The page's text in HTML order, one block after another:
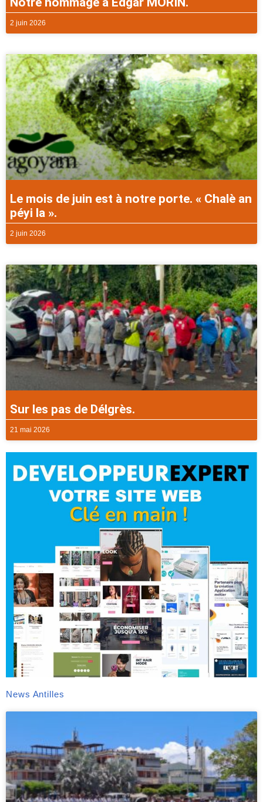
2 juin 2026
Le mois de juin est à notre porte. « Chalè an
péyi la ».
2 juin 2026
Sur les pas de Délgrès.
21 mai 2026
News Antilles